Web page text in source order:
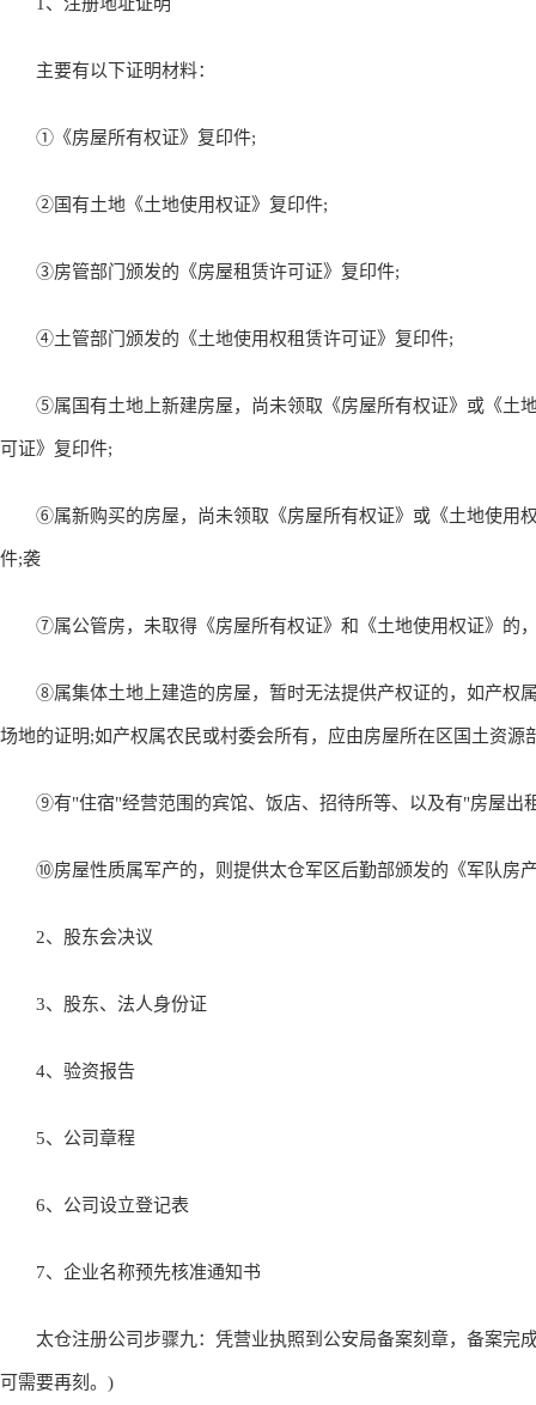
主要有以下证明材料：
①《房屋所有权证》复印件;
②国有土地《土地使用权证》复印件;
③房管部门颁发的《房屋租赁许可证》复印件;
④土管部门颁发的《土地使用权租赁许可证》复印件;
⑤属国有土地上新建房屋，尚未领取《房屋所有权证》或《土
可证》复印件;
⑥属新购买的房屋，尚未领取《房屋所有权证》或《土地使用
件;袭
⑦属公管房，未取得《房屋所有权证》和《土地使用权证》的，
⑧属集体土地上建造的房屋，暂时无法提供产权证的，如产权
场地的证明;如产权属农民或村委会所有，应由房屋所在区国土资
⑨有"住宿"经营范围的宾馆、饭店、招待所等、以及有"房屋出
⑩房屋性质属军产的，则提供太仓军区后勤部颁发的《军队房
2、股东会决议
3、股东、法人身份证
4、验资报告
5、公司章程
6、公司设立登记表
7、企业名称预先核准通知书
太仓注册公司步骤九：凭营业执照到公安局备案刻章，备案完
可需要再刻。)